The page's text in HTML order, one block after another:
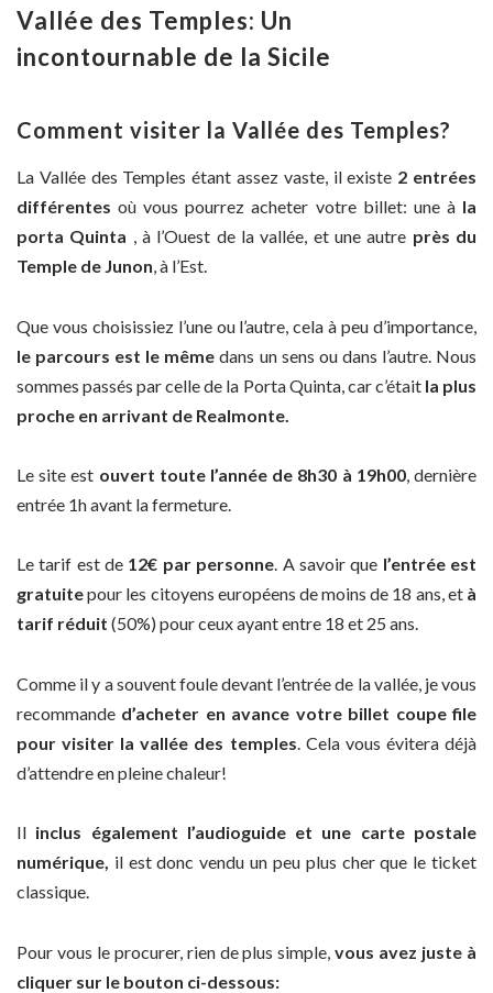
Vallée des Temples: Un
incontournable de la Sicile
Comment visiter la Vallée des Temples?
La Vallée des Temples étant assez vaste, il existe 2 entrées
différentes où vous pourrez acheter votre billet: une à la
porta Quinta , à l’Ouest de la vallée, et une autre près du
Temple de Junon, à l’Est.
Que vous choisissiez l’une ou l’autre, cela à peu d’importance,
le parcours est le même dans un sens ou dans l’autre. Nous
sommes passés par celle de la Porta Quinta, car c’était la plus
proche en arrivant de Realmonte.
Le site est ouvert toute l’année de 8h30 à 19h00, dernière
entrée 1h avant la fermeture.
Le tarif est de 12€ par personne. A savoir que l’entrée est
gratuitepour les citoyens européens de moins de 18 ans, et à
tarif réduit (50%) pour ceux ayant entre 18 et 25 ans.
Comme il y a souvent foule devant l’entrée de la vallée, je vous
recommande d’acheter en avance votre billet coupe file
pour visiter la vallée des temples. Cela vous évitera déjà
d’attendre en pleine chaleur!
Il inclus également l’audioguide et une carte postale
numérique, il est donc vendu un peu plus cher que le ticket
classique.
Pour vous le procurer, rien de plus simple,vous avez juste à
cliquer sur le bouton ci-dessous: